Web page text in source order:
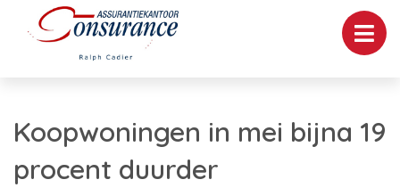
Koopwoningen in mei bijna 19
procent duurder